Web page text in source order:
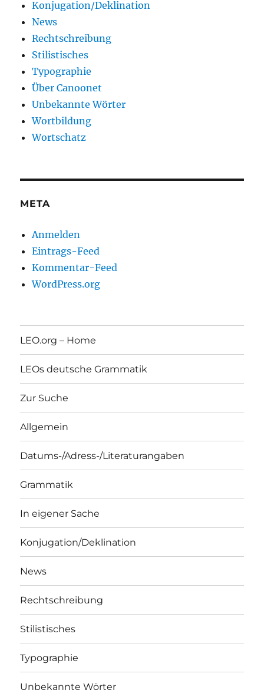
Konjugation/Deklination
News
Rechtschreibung
Stilistisches
Typographie
Über Canoonet
Unbekannte Wörter
Wortbildung
Wortschatz
META
Anmelden
Eintrags-Feed
Kommentar-Feed
WordPress.org
LEO.org – Home
LEOs deutsche Grammatik
Zur Suche
Allgemein
Datums-/Adress-/Literaturangaben
Grammatik
In eigener Sache
Konjugation/Deklination
News
Rechtschreibung
Stilistisches
Typographie
Unbekannte Wörter